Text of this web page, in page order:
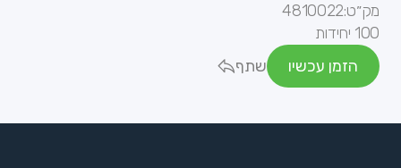
מק״ט:4810022
100 יחידות
הזמן עכשיו
שתף